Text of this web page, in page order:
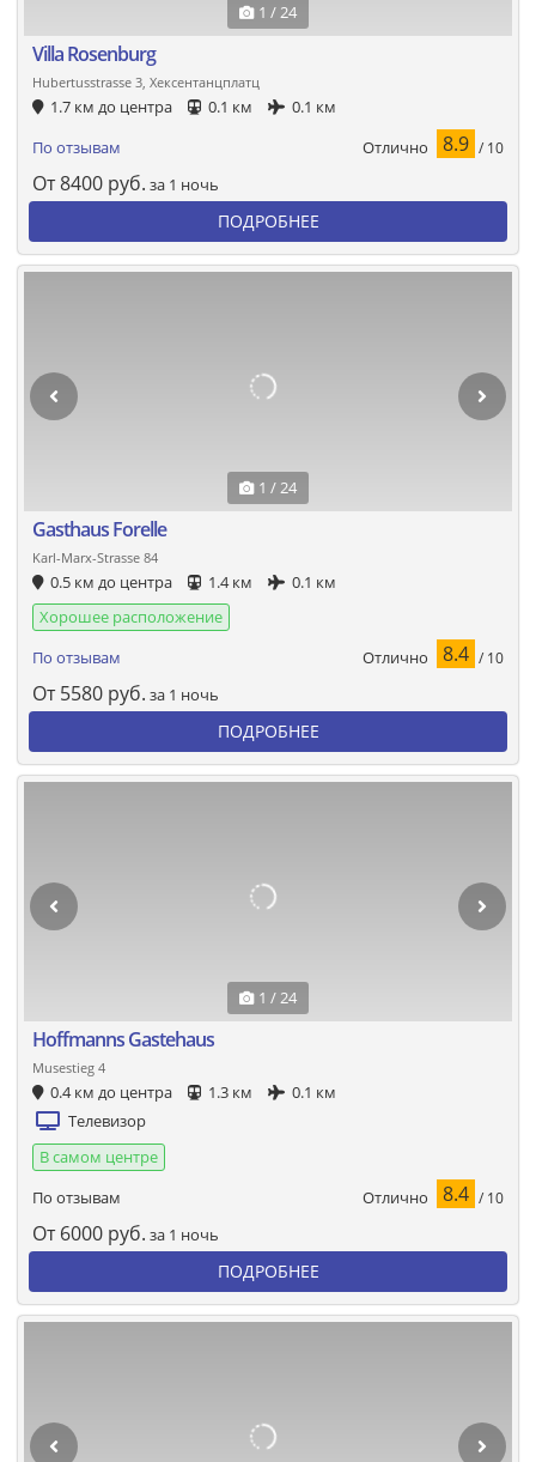
1 / 24
Villa Rosenburg
Hubertusstrasse 3, Хексентанцплатц
1.7 км до центра 0.1 км
0.1 км
По отзывам
Отлично 8.9 / 10
От8400 руб. за 1 ночь
ПОДРОБНЕЕ
1 / 24
Gasthaus Forelle
Karl-Marx-Strasse 84
0.5 км до центра 1.4 км
0.1 км
Хорошее расположение
По отзывам
Отлично 8.4 / 10
От 5580 руб. за 1 ночь
ПОДРОБНЕЕ
1 / 24
Hoffmanns Gastehaus
Musestieg 4
0.4 км до центра 1.3 км
0.1 км
Телевизор
В самом центре
По отзывам
Отлично 8.4 / 10
От 6000 руб. за 1 ночь
ПОДРОБНЕЕ